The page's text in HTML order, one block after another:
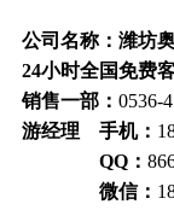
公司名称：潍坊
24小时全国免费
销售一部： 0536-
游经理 手机：
QQ：
微信：